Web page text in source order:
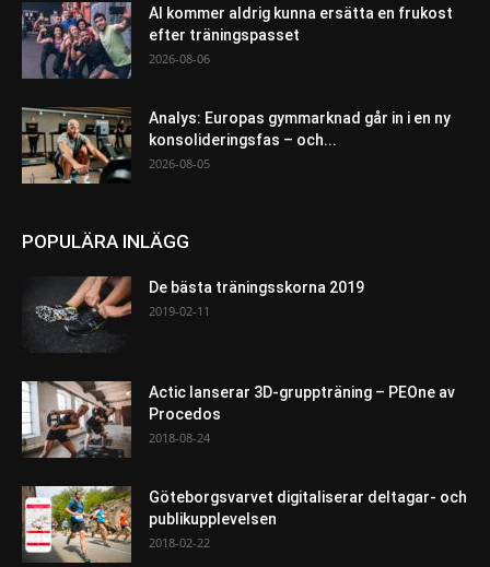
AI kommer aldrig kunna ersätta en frukost
efter träningspasset
2026-08-06
Analys: Europas gymmarknad går in i en ny
konsolideringsfas – och...
2026-08-05
POPULÄRA INLÄGG
De bästa träningsskorna 2019
2019-02-11
Actic lanserar 3D-gruppträning – PEOne av
Procedos
2018-08-24
Göteborgsvarvet digitaliserar deltagar- och
publikupplevelsen
2018-02-22